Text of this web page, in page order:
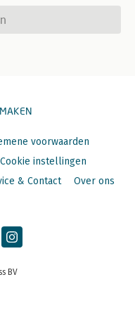
voorwaarden
Cookie instellingen
& Contact Over ons
BV